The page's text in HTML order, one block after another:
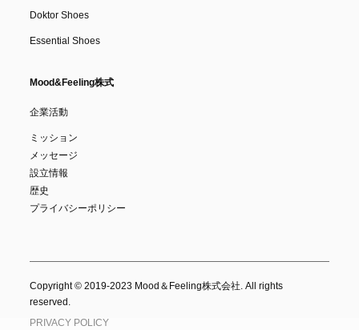
Doktor Shoes
Essential Shoes
Mood&Feeling株式
企業活動
ミッション
メッセージ
設立情報
歴史
プライバシーポリシー
Copyright © 2019-2023 Mood＆Feeling株式会社. All rights
reserved.
PRIVACY POLICY